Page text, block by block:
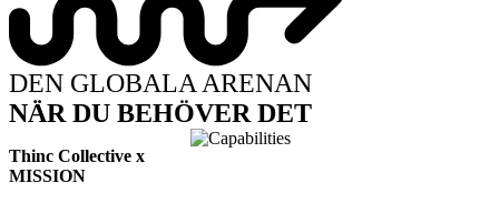
DEN GLOBALA ARENAN
NÄR DU BEHÖVER DET
Thinc Collective x
MISSION